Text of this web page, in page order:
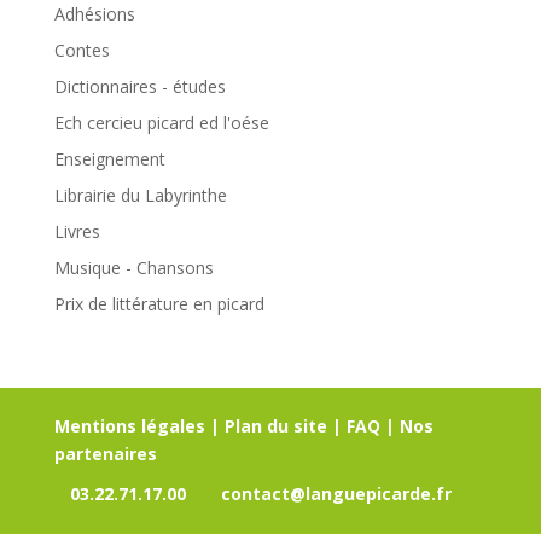
Adhésions
Contes
Dictionnaires - études
Ech cercieu picard ed l'oése
Enseignement
Librairie du Labyrinthe
Livres
Musique - Chansons
Prix de littérature en picard
Mentions légales | Plan du site | FAQ | Nos
partenaires
03.22.71.17.00
contact@languepicarde.fr